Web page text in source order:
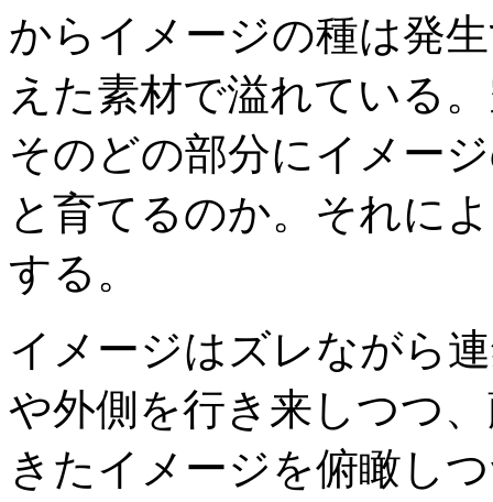
からイメージの種は発
えた素材で溢れている
そのどの部分にイメー
と育てるのか。それに
する。
イメージはズレながら
や外側を行き来しつつ
きたイメージを俯瞰し